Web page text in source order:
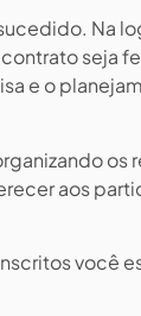
Na
seja
e o
os
aos
você